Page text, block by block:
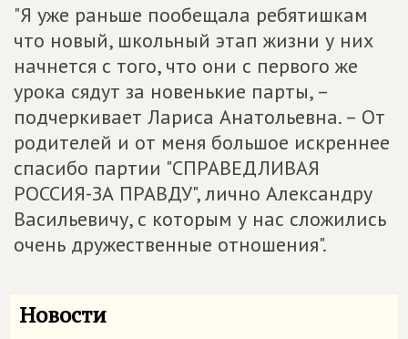
"Я уже раньше пообещала ребятишкам
что новый, школьный этап жизни у них
начнется с того, что они с первого же
урока сядут за новенькие парты, –
подчеркивает Лариса Анатольевна. – От
родителей и от меня большое искреннее
спасибо партии "СПРАВЕДЛИВАЯ
РОССИЯ-ЗА ПРАВДУ", лично Александру
Васильевичу, с которым у нас сложились
очень дружественные отношения".
Новости